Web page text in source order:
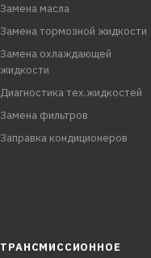
Замена масла
Замена тормозной жидкости
Замена охлаждающей
жидкости
Диагностика тех.жидкостей
Замена фильтров
Заправка кондиционеров
ТРАНСМИССИОННОЕ